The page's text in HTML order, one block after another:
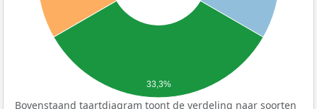
33,3%
Bovenstaand taartdiagram toont de verdeling naar soorten